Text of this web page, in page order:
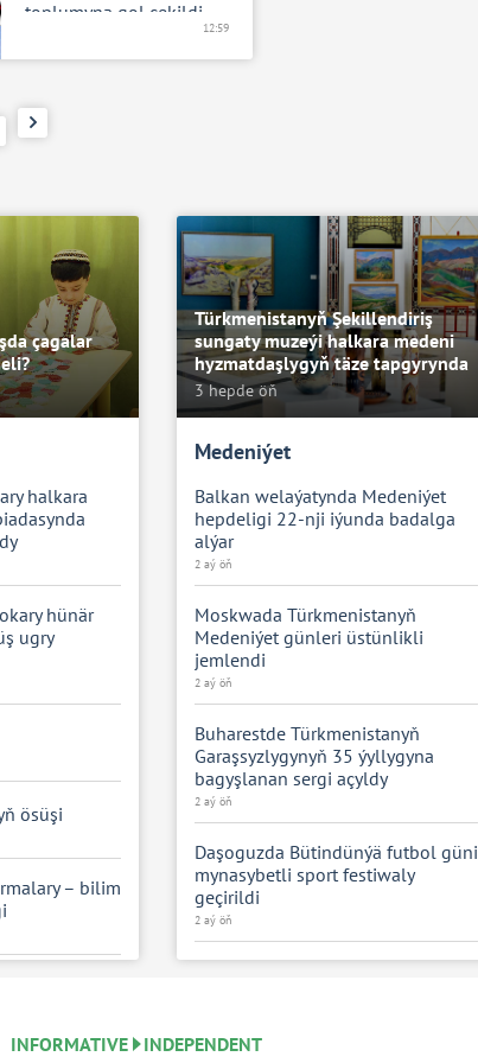
toplumyna gol çekildi
12:59
çagalar
halkara
hünär
ugry
ösüşi
– bilim
Türkmenistanyň Şekillendiriş
sungaty muzeýi halkara medeni
hyzmatdaşlygyň täze tapgyrynda
3 hepde öň
Medeniýet
Balkan welaýatynda Medeniýet
hepdeligi 22-nji iýunda badalga
alýar
2 aý öň
Moskwada Türkmenistanyň
Medeniýet günleri üstünlikli
jemlendi
2 aý öň
Buharestde Türkmenistanyň
Garaşsyzlygynyň 35 ýyllygyna
bagyşlanan sergi açyldy
2 aý öň
Daşoguzda Bütindünýä futbol güni
mynasybetli sport festiwaly
geçirildi
2 aý öň
Ýaş zehinleriň gözellik älemi
INFORMATIVE INDEPENDENT